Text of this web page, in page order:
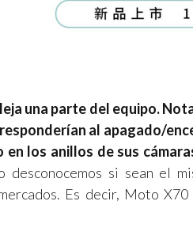
una parte del equipo.
al apagado/
en los anillos de sus
desconocemos si sean el
Es decir, Moto